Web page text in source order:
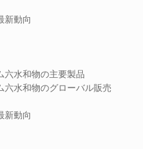
動向
水和物の主要製品
水和物のグローバル販売
動向